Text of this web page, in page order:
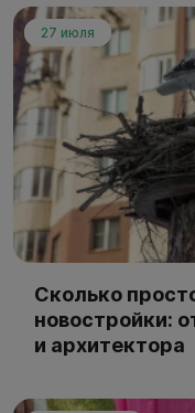
27 июля
Сколько
новостройки:
и архитектора